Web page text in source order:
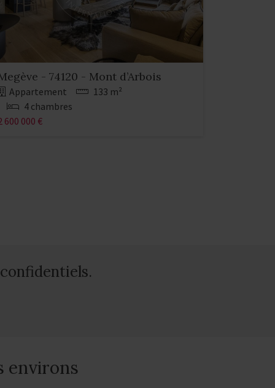
- 74120 - Mont d’Arbois
Appartement
133 m²
4 chambres
600 000 €
environs